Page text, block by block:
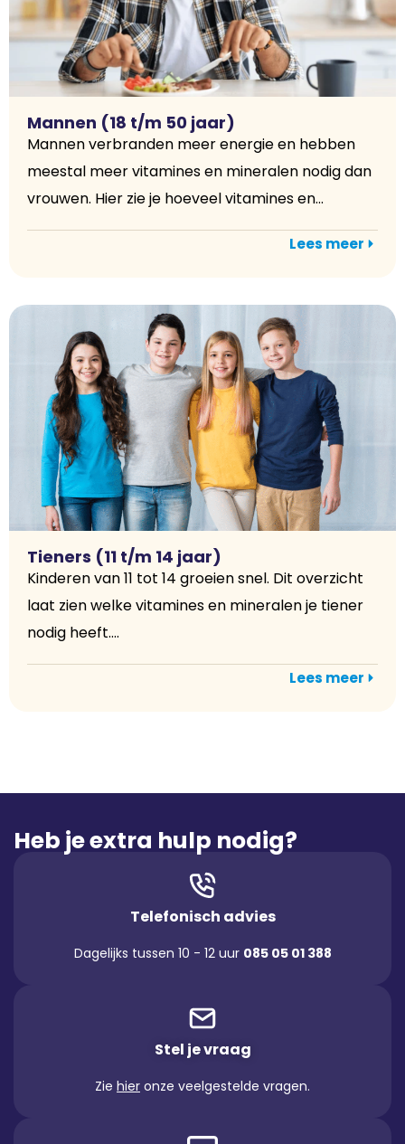
Mannen (18 t/m 50 jaar)
Mannen verbranden meer energie en hebben
meestal meer vitamines en mineralen nodig dan
vrouwen. Hier zie je hoeveel vitamines en...
Lees meer
Tieners (11 t/m 14 jaar)
Kinderen van 11 tot 14 groeien snel. Dit overzicht
laat zien welke vitamines en mineralen je tiener
nodig heeft....
Lees meer
Heb je extra hulp nodig?
Telefonisch advies
Dagelijks tussen 10 - 12 uur 085 05 01 388
Stel je vraag
Zie hier onze veelgestelde vragen.